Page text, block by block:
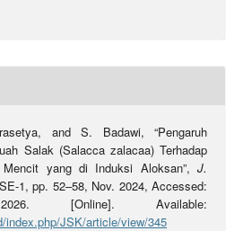
and S. Badawi, “Pengaruh
Salak (Salacca zalacaa) Terhadap
Mencit yang di Induksi Aloksan”,J.
1, pp. 52–58, Nov. 2024, Accessed:
[Online]. Available:
JSK/article/view/345